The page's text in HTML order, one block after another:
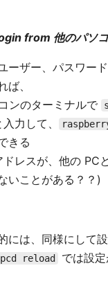
from 他のパソ
ーザー、パスワー
ば、
ンのターミナルで
入力して、
きる
レスが、他の PC
いことがある？？)
には、同様にして設
reload
では設